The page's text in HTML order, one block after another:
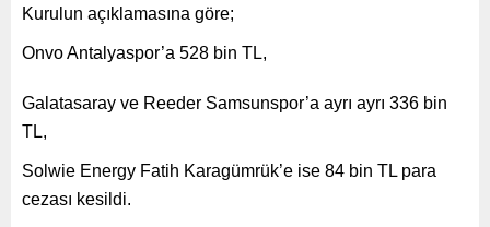
Kurulun açıklamasına göre;
Onvo Antalyaspor’a 528 bin TL,
Galatasaray ve Reeder Samsunspor’a ayrı ayrı 336 bin
TL,
Solwie Energy Fatih Karagümrük’e ise 84 bin TL para
cezası kesildi.